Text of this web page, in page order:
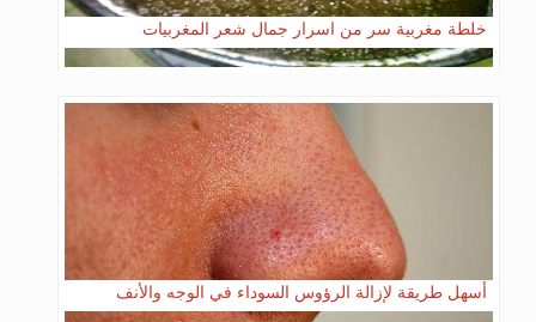
خلطة مغربية سر من اسرار جمال شعر المغربيات
أسهل طريقة لإزالة الرؤوس السوداء في الوجه والأنف